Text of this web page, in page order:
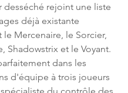
desséché rejoint une liste
déjà existante
Mercenaire, le Sorcier,
Shadowstrix et le Voyant.
dans les
d'équipe à trois joueurs